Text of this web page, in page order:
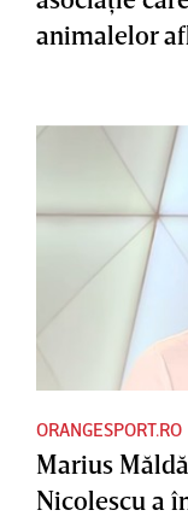
animalelor
ORANGESPORT.RO
Marius
Nicolescu a